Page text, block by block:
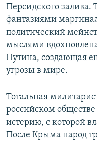
Персидского залива.
фантазиями
политический
мыслями
Путина, создающая
угрозы в мире.
Тотальная
российском
истерию, с которой
После Крыма народ